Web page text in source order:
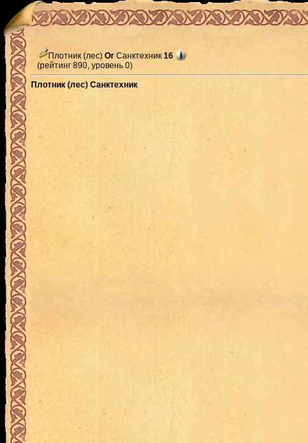
Плотник (лес) Or Санктехник16
(рейтинг 890, уровень 0)
Плотник (лес) Санктехник